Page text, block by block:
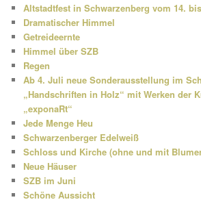
n
Altstadtfest in Schwarzenberg vom 14.
Dramatischer Himmel
Getreideernte
Himmel über SZB
Regen
Ab 4. Juli neue Sonderausstellung im
„Handschriften in Holz“ mit Werken der
„exponaRt“
Jede Menge Heu
Schwarzenberger Edelweiß
Schloss und Kirche (ohne und mit
Neue Häuser
SZB im Juni
Schöne Aussicht